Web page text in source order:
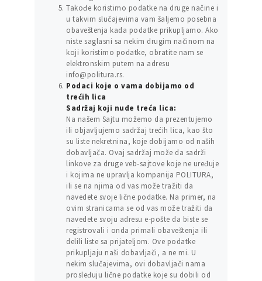
Takođe koristimo podatke na druge načine i
u takvim slučajevima vam šaljemo posebna
obaveštenja kada podatke prikupljamo. Ako
niste saglasni sa nekim drugim načinom na
koji koristimo podatke, obratite nam se
elektronskim putem na adresu
info@politura.rs.
Podaci koje o vama dobijamo od
trećih lica
Sadržaj koji nude treća lica:
Na našem Sajtu možemo da prezentujemo
ili objavljujemo sadržaj trećih lica, kao što
su liste nekretnina, koje dobijamo od naših
dobavljača. Ovaj sadržaj može da sadrži
linkove za druge veb-sajtove koje ne uređuje
i kojima ne upravlja kompanija POLITURA,
ili se na njima od vas može tražiti da
navedete svoje lične podatke. Na primer, na
ovim stranicama se od vas može tražiti da
navedete svoju adresu e-pošte da biste se
registrovali i onda primali obaveštenja ili
delili liste sa prijateljom. Ove podatke
prikupljaju naši dobavljači, a ne mi. U
nekim slučajevima, ovi dobavljači nama
prosleđuju lične podatke koje su dobili od